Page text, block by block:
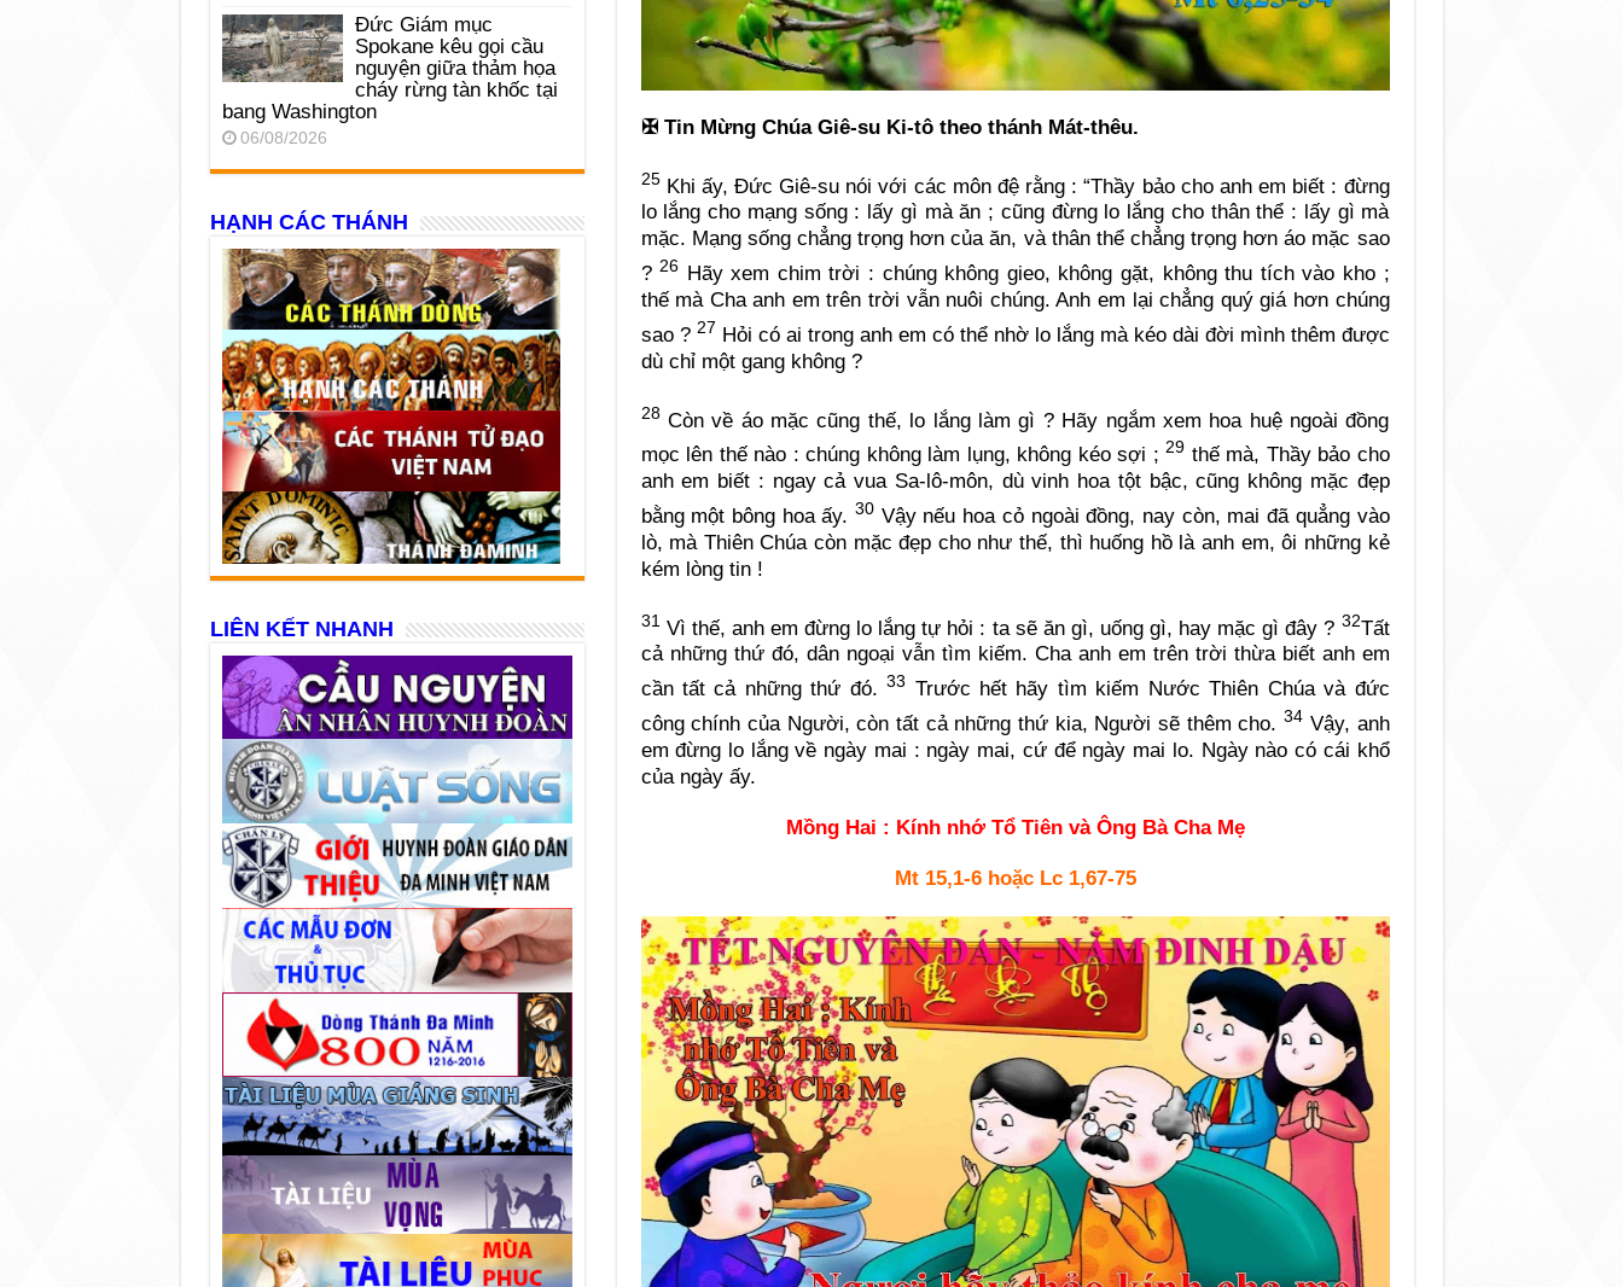
✠ Tin Mừng Chúa Giê-su Ki-tô theo thánh Mát-thêu.
25Khi ấy, Đức Giê-su nói với các môn đệ rằng : “Thầy bảo cho anh em biết : đừng
lo lắng cho mạng sống : lấy gì mà ăn ; cũng đừng lo lắng cho thân thể : lấy gì mà
mặc. Mạng sống chẳng trọng hơn của ăn, và thân thể chẳng trọng hơn áo mặc sao
?26 Hãy xem chim trời : chúng không gieo, không gặt, không thu tích vào kho ;
thế mà Cha anh em trên trời vẫn nuôi chúng. Anh em lại chẳng quý giá hơn chúng
sao ? 27 Hỏi có ai trong anh em có thể nhờ lo lắng mà kéo dài đời mình thêm được
dù chỉ một gang không ?
28Còn về áo mặc cũng thế, lo lắng làm gì ? Hãy ngắm xem hoa huệ ngoài đồng
mọc lên thế nào : chúng không làm lụng, không kéo sợi ; 29 thế mà, Thầy bảo cho
anh em biết : ngay cả vua Sa-lô-môn, dù vinh hoa tột bậc, cũng không mặc đẹp
bằng một bông hoa ấy.30 Vậy nếu hoa cỏ ngoài đồng, nay còn, mai đã quẳng vào
lò, mà Thiên Chúa còn mặc đẹp cho như thế, thì huống hồ là anh em, ôi những kẻ
kém lòng tin !
31Vì thế, anh em đừng lo lắng tự hỏi : ta sẽ ăn gì, uống gì, hay mặc gì đây ? 32Tất
cả những thứ đó, dân ngoại vẫn tìm kiếm. Cha anh em trên trời thừa biết anh em
cần tất cả những thứ đó.33 Trước hết hãy tìm kiếm Nước Thiên Chúa và đức
công chính của Người, còn tất cả những thứ kia, Người sẽ thêm cho.34 Vậy, anh
em đừng lo lắng về ngày mai : ngày mai, cứ để ngày mai lo. Ngày nào có cái khổ
của ngày ấy.
Mồng Hai : Kính nhớ Tổ Tiên và Ông Bà Cha Mẹ
Mt 15,1-6 hoặc Lc 1,67-75
Đức Giám mục
Spokane kêu gọi cầu
nguyện giữa thảm họa
cháy rừng tàn khốc tại
bang Washington
06/08/2026
HẠNH CÁC THÁNH
LIÊN KẾT NHANH